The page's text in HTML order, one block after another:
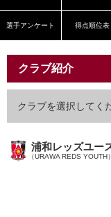
選手アンケート 得点順位表
クラブ紹介
クラブを選択してく
浦和レッズユー
（URAWA REDS YOUTH）